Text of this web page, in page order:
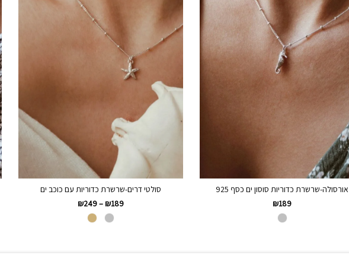
אורסולה-שרשרת כדוריות סוסון ים כסף 925
₪189
סולטי דרים-שרשרת כדוריות עם כוכב ים
₪189
–
₪249